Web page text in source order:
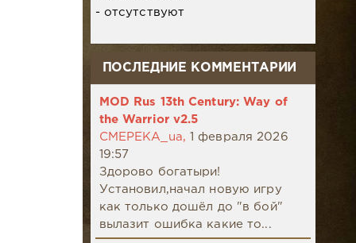
- отсутствуют
ПОСЛЕДНИЕ КОММЕНТАРИИ
MOD Rus 13th Century: Way of
the Warrior v2.5
CMEPEKA_ua,
1 февраля 2026
19:57
Здорово богатыри!
Установил,начал новую игру
как только дошёл до "в бой"
вылазит ошибка какие то...